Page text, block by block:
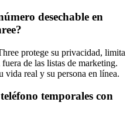
desechable en
protege su privacidad, limita
de las listas de marketing.
vida real y su persona en línea.
temporales con